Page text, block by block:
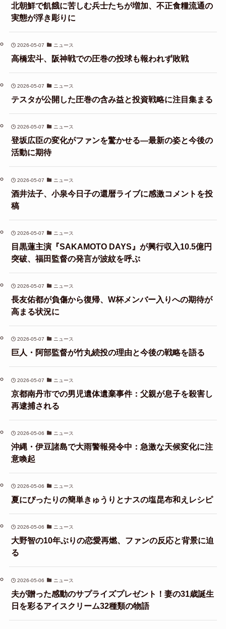
北朝鮮で飢餓に苦しむ兵士たちが増加、不正食糧流通の
実態が浮き彫りに
2026-05-07 ニュース
高橋宏斗、阪神戦での圧巻の投球も報われず敗戦
2026-05-07 ニュース
テスタが公開した圧巻の含み益と投資戦略に注目集まる
2026-05-07 ニュース
登坂広臣の変化がファンを驚かせる—最新の姿と今後の
活動に期待
2026-05-07 ニュース
酒井法子、小泉今日子の還暦ライブに感激コメントを投
稿
2026-05-07 ニュース
目黒蓮主演『SAKAMOTO DAYS』が興行収入10.5億円
突破、福田監督の発言が波紋を呼ぶ
2026-05-07 ニュース
長友佑都が負傷から復帰、W杯メンバー入りへの期待が
高まる状況に
2026-05-07 ニュース
巨人・阿部監督が竹丸続投の理由と今後の戦略を語る
2026-05-07 ニュース
京都南丹市での男児遺体遺棄事件：父親が息子を殺害し
再逮捕される
2026-05-06 ニュース
沖縄・伊豆諸島で大雨警報発令中：急激な天候変化に注
意喚起
2026-05-06 ニュース
夏にぴったりの簡単きゅうりとナスの塩昆布和えレシピ
2026-05-06 ニュース
大野智の10年ぶりの恋愛再燃、ファンの反応と背景に迫
る
2026-05-06 ニュース
夫が贈った感動のサプライズプレゼント！妻の31歳誕生
日を彩るアイスクリーム32種類の物語